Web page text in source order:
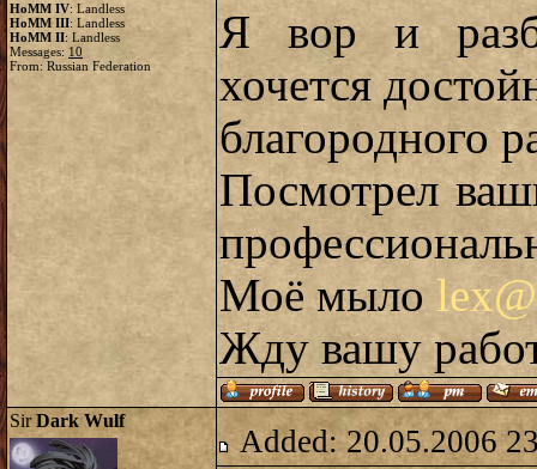
HoMM IV: Landless
HoMM III: Landless
HoMM II: Landless
Messages: 10
From: Russian Federation
Я вор и
хочется
благородного
Посмотрел
Моё мыло
Жду вашу
SirDark Wulf
Added: 20.05.2006